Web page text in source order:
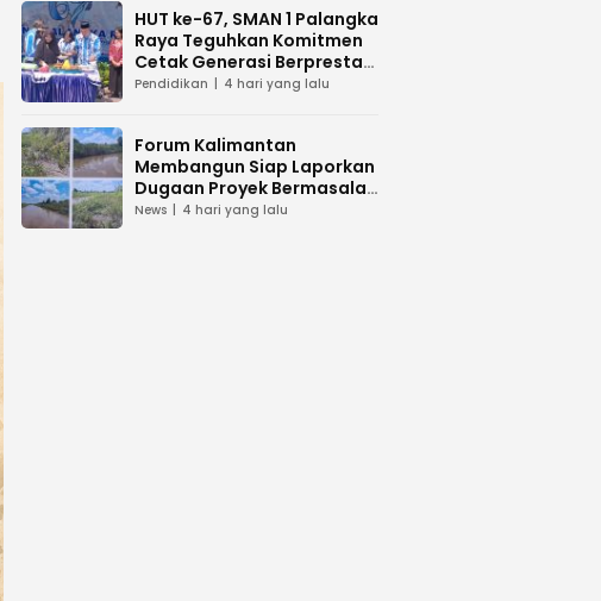
HUT ke-67, SMAN 1 Palangka
Raya Teguhkan Komitmen
Cetak Generasi Berprestasi
dan Peduli Lingkunga
Pendidikan 4 hari yang lalu
Forum Kalimantan
Membangun Siap Laporkan
Dugaan Proyek Bermasalah
PUPR Kalteng
News 4 hari yang lalu